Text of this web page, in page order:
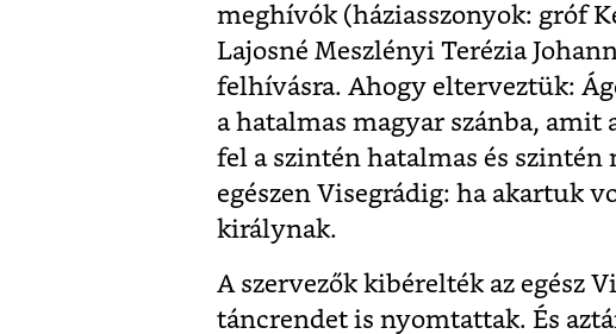
meghívók (háziasszonyok: gróf
Lajosné Meszlényi Terézia
felhívásra. Ahogy elterveztük:
a hatalmas magyar szánba,
fel a szintén hatalmas és szintén
egészen Visegrádig: ha akartuk
királynak.
A szervezők kibérelték az egész
táncrendet is nyomtattak. És